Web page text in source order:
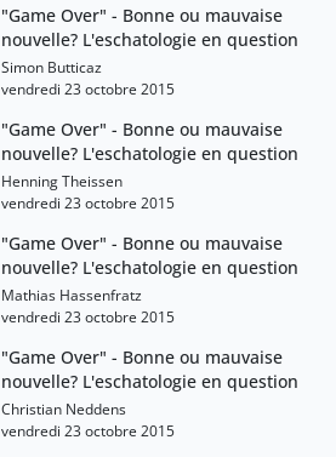
"Game Over" - Bonne ou mauvaise
nouvelle? L'eschatologie en question
Simon Butticaz
vendredi 23 octobre 2015
"Game Over" - Bonne ou mauvaise
nouvelle? L'eschatologie en question
Henning Theissen
vendredi 23 octobre 2015
"Game Over" - Bonne ou mauvaise
nouvelle? L'eschatologie en question
Mathias Hassenfratz
vendredi 23 octobre 2015
"Game Over" - Bonne ou mauvaise
nouvelle? L'eschatologie en question
Christian Neddens
vendredi 23 octobre 2015